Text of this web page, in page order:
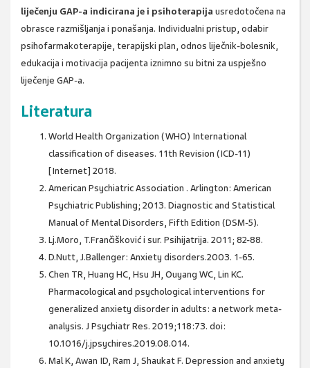
liječenju GAP-a indicirana je i psihoterapija usredotočena na
obrasce razmišljanja i ponašanja. Individualni pristup, odabir
psihofarmakoterapije, terapijski plan, odnos liječnik-bolesnik,
edukacija i motivacija pacijenta iznimno su bitni za uspješno
liječenje GAP-a.
Literatura
World Health Organization (WHO) International
classification of diseases. 11th Revision (ICD-11)
[Internet] 2018.
American Psychiatric Association . Arlington: American
Psychiatric Publishing; 2013. Diagnostic and Statistical
Manual of Mental Disorders, Fifth Edition (DSM-5).
Lj.Moro, T.Frančišković i sur. Psihijatrija. 2011; 82-88.
D.Nutt, J.Ballenger: Anxiety disorders.2003. 1-65.
Chen TR, Huang HC, Hsu JH, Ouyang WC, Lin KC.
Pharmacological and psychological interventions for
generalized anxiety disorder in adults: a network meta-
analysis. J Psychiatr Res. 2019;118:73. doi:
10.1016/j.jpsychires.2019.08.014.
Mal K, Awan ID, Ram J, Shaukat F. Depression and anxiety